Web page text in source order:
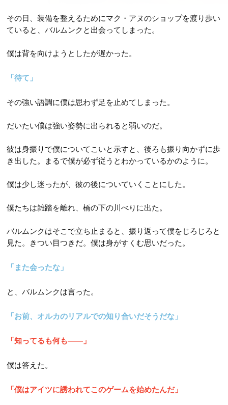
第10話
第14話
第15話
第17話
第21話
第30話
第31話
第32話
第35話
第36話
第37話
第38話
第39話
第42話
第49話
第51話
第55話
第61話
第65話
第68話 NEW
その日、装備を整えるためにマク・アヌのショップを渡り歩い
ていると、バルムンクと出会ってしまった。
僕は背を向けようとしたが遅かった。
「待て」
その強い語調に僕は思わず足を止めてしまった。
だいたい僕は強い姿勢に出られると弱いのだ。
彼は身振りで僕についてこいと示すと、後ろも振り向かずに歩
き出した。まるで僕が必ず従うとわかっているかのように。
僕は少し迷ったが、彼の後についていくことにした。
僕たちは雑踏を離れ、橋の下の川べりに出た。
バルムンクはそこで立ち止まると、振り返って僕をじろじろと
見た。きつい目つきだ。僕は身がすくむ思いだった。
「また会ったな」
と、バルムンクは言った。
「お前、オルカのリアルでの知り合いだそうだな」
「知ってるも何も――」
僕は答えた。
「僕はアイツに誘われてこのゲームを始めたんだ」